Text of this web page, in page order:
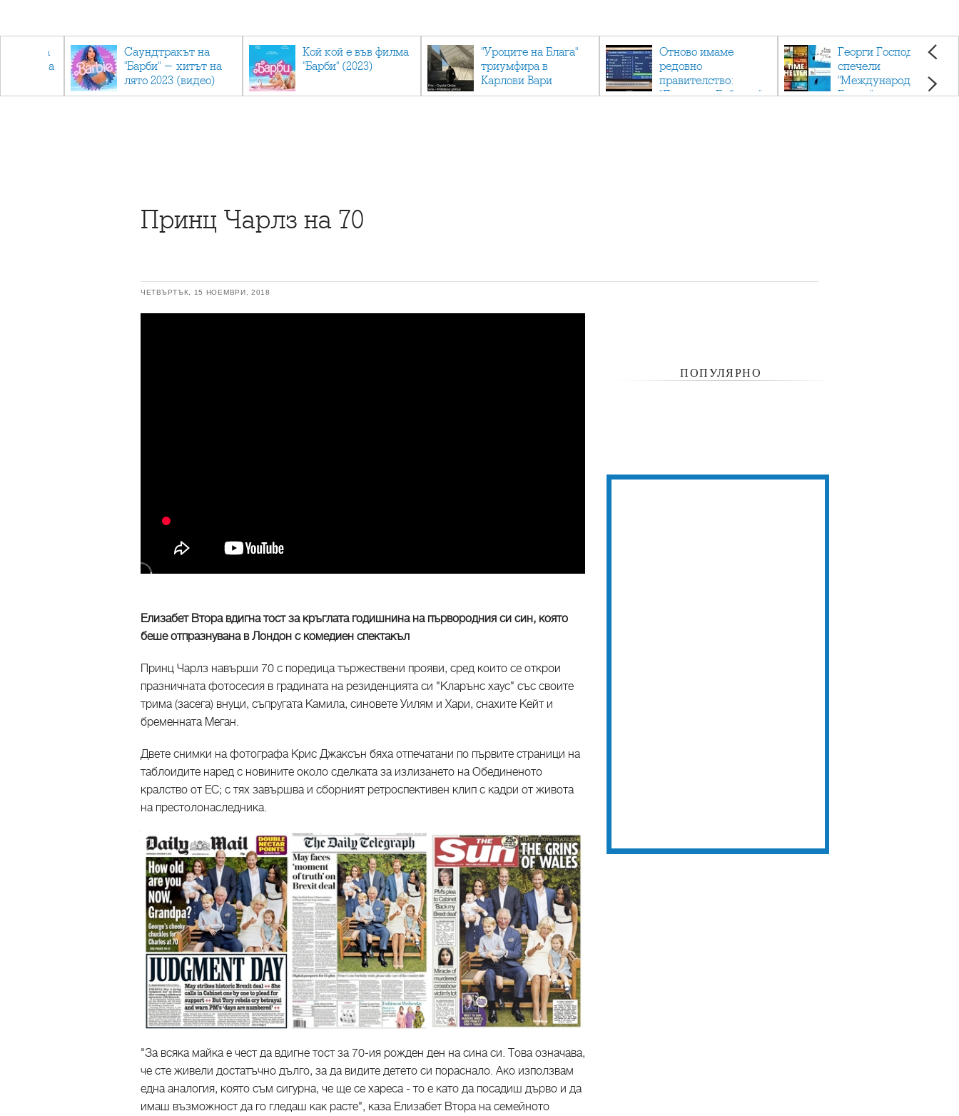
върна
мандата
Саундтракът на
"Барби" - хитът на
лято 2023 (видео)
Кой кой е във филма
"Барби" (2023)
"Уроците на Блага"
триумфира в
Карлови Вари
Отново имаме
редовно
правителство:
"Денков - Габриел"
Георги Господинов
спечели
"Международен
Букър" с романа
Принц Чарлз на 70
ЧЕТВЪРТЪК, 15 НОЕМВРИ, 2018
Елизабет Втора вдигна тост за кръглата годишнина на първородния си син, която
беше отпразнувана в Лондон с комедиен спектакъл
Принц Чарлз навърши 70 с поредица тържествени прояви, сред които се открои
празничната фотосесия в градината на резиденцията си "Кларънс хаус" със своите
трима (засега) внуци, съпругата Камила, синовете Уилям и Хари, снахите Кейт и
бременната Меган.
Двете снимки на фотографа Крис Джаксън бяха отпечатани по първите страници на
таблоидите наред с новините около сделката за излизането на Обединеното
кралство от ЕС; с тях завършва и сборният ретроспективен клип с кадри от живота
на престолонаследника.
"За всяка майка е чест да вдигне тост за 70-ия рожден ден на сина си. Това означава,
че сте живели достатъчно дълго, за да видите детето си пораснало. Ако използвам
една аналогия, която съм сигурна, че ще се хареса - то е като да посадиш дърво и да
имаш възможност да го гледаш как расте", каза Елизабет Втора на семейното
ПОПУЛЯРНО